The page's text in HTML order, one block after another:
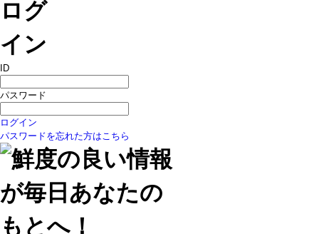
ID
パスワード
ログイン
パスワードを忘れた方はこちら